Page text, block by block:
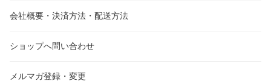
会社概要・決済方法・配送方法
ショップへ問い合わせ
メルマガ登録・変更